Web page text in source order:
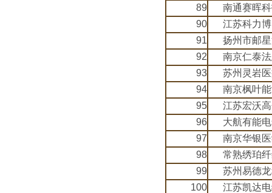
89
南通赛晖
90
江苏科力
91
扬州市邮
92
南京仁泰
93
苏州灵岩
94
南京枫叶
95
江苏宏沃
96
大航有能
97
南京华银
98
常熟绣珀
99
苏州易德
100
江苏凯达